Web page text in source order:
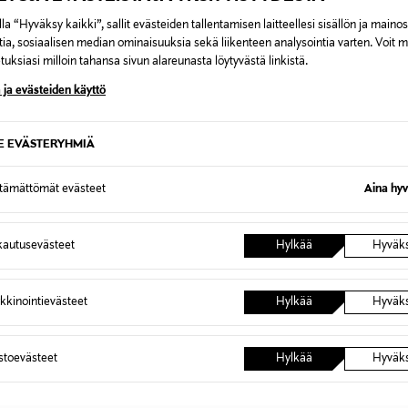
“Hyväksy kaikki”, sallit evästeiden tallentamisen laitteellesi sisällön ja
sosiaalisen median ominaisuuksia sekä liikenteen analysointia varten. Voit
milloin tahansa sivun alareunasta löytyvästä linkistä.
ja evästeiden käyttö
EVÄSTERYHMIÄ
evästeet Aina
Hylkää
Hylkää
Hylkää